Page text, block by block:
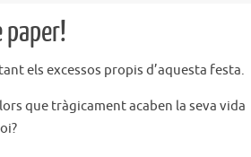
paper!
els excessos propis d’aquesta festa.
que tràgicament acaben la seva vida